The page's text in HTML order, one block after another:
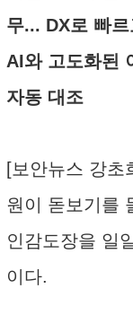
무... DX로 빠르
AI와 고도화된
자동 대조
[보안뉴스 강초
원이 돋보기를
인감도장을 일
이다.